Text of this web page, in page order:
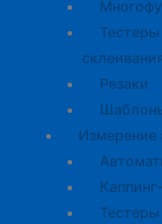
Резаки
Измерение
Тестеры